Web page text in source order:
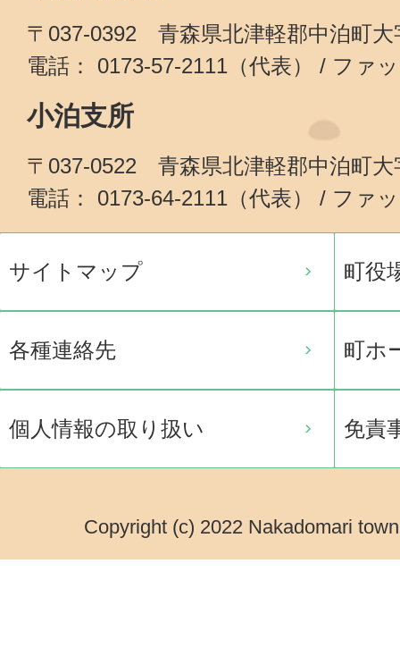
〒037-0392 青森県北津軽郡中泊町大
電話： 0173-57-2111（代表） / ファ
小泊支所
〒037-0522 青森県北津軽郡中泊町大
電話： 0173-64-2111（代表） / ファ
サイトマップ 町役
各種連絡先 町ホ
個人情報の取り扱い 免責
Copyright (c) 2022 Nakadomari